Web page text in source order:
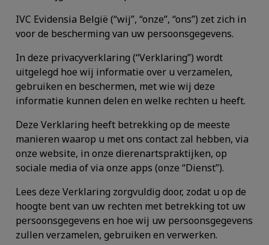
IVC Evidensia België (“wij”, “onze”, “ons”) zet zich in
voor de bescherming van uw persoonsgegevens.
In deze privacyverklaring (“Verklaring”) wordt
uitgelegd hoe wij informatie over u verzamelen,
gebruiken en beschermen, met wie wij deze
informatie kunnen delen en welke rechten u heeft.
Deze Verklaring heeft betrekking op de meeste
manieren waarop u met ons contact zal hebben, via
onze website, in onze dierenartspraktijken, op
sociale media of via onze apps (onze “Dienst”).
Lees deze Verklaring zorgvuldig door, zodat u op de
hoogte bent van uw rechten met betrekking tot uw
persoonsgegevens en hoe wij uw persoonsgegevens
zullen verzamelen, gebruiken en verwerken.